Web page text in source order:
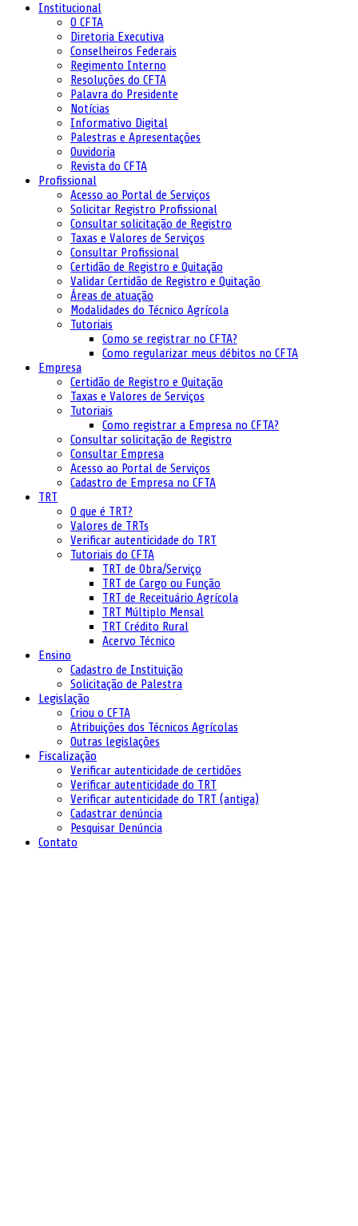
Institucional
O CFTA
Diretoria Executiva
Conselheiros Federais
Regimento Interno
Resoluções do CFTA
Palavra do Presidente
Notícias
Informativo Digital
Palestras e Apresentações
Ouvidoria
Revista do CFTA
Profissional
Acesso ao Portal de Serviços
Solicitar Registro Profissional
Consultar solicitação de Registro
Taxas e Valores de Serviços
Consultar Profissional
Certidão de Registro e Quitação
Validar Certidão de Registro e Quitação
Áreas de atuação
Modalidades do Técnico Agrícola
Tutoriais
Como se registrar no CFTA?
Como regularizar meus débitos no CFTA
Empresa
Certidão de Registro e Quitação
Taxas e Valores de Serviços
Tutoriais
Como registrar a Empresa no CFTA?
Consultar solicitação de Registro
Consultar Empresa
Acesso ao Portal de Serviços
Cadastro de Empresa no CFTA
TRT
O que é TRT?
Valores de TRTs
Verificar autenticidade do TRT
Tutoriais do CFTA
TRT de Obra/Serviço
TRT de Cargo ou Função
TRT de Receituário Agrícola
TRT Múltiplo Mensal
TRT Crédito Rural
Acervo Técnico
Ensino
Cadastro de Instituição
Solicitação de Palestra
Legislação
Criou o CFTA
Atribuições dos Técnicos Agrícolas
Outras legislações
Fiscalização
Verificar autenticidade de certidões
Verificar autenticidade do TRT
Verificar autenticidade do TRT (antiga)
Cadastrar denúncia
Pesquisar Denúncia
Contato